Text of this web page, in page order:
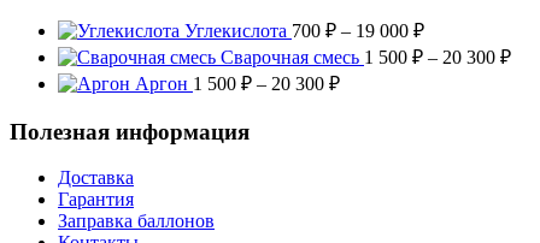
Углекислота 700 ₽ – 19 000 ₽Диапазон
цен:
Сварочная смесь 1 500 ₽ – 20 300 ₽
Аргон 1 500 ₽ – 20 300 ₽Диапазон
Полезная информация
Доставка
Гарантия
Заправка баллонов